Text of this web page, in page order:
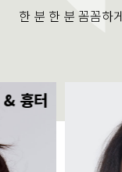
한 분 한 분 꼼꼼하
흉터